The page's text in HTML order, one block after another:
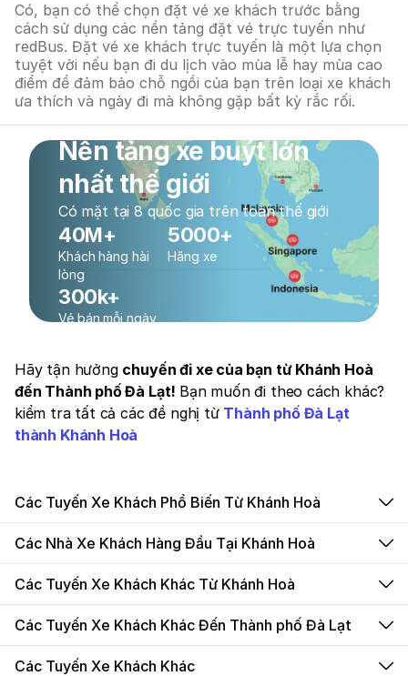
Có, bạn có thể chọn đặt vé xe khách trước bằng
cách sử dụng các nền tảng đặt vé trực tuyến như
redBus. Đặt vé xe khách trực tuyến là một lựa chọn
tuyệt vời nếu bạn đi du lịch vào mùa lễ hay mùa cao
điểm để đảm bảo chỗ ngồi của bạn trên loại xe khách
ưa thích và ngày đi mà không gặp bất kỳ rắc rối.
Nền tảng xe buýt lớn
nhất thế giới
Có mặt tại 8 quốc gia trên toàn thế giới
40M+
Khách hàng hài
lòng
5000+
Hãng xe
300k+
Vé bán mỗi ngày
Hãy tận hưởng chuyến đi xe của bạn từ Khánh Hoà
đến Thành phố Đà Lạt! Bạn muốn đi theo cách khác?
kiểm tra tất cả các đề nghị từ Thành phố Đà Lạt
thành Khánh Hoà
Các Tuyến Xe Khách Phổ Biến Từ Khánh Hoà
Các Nhà Xe Khách Hàng Đầu Tại Khánh Hoà
Các Tuyến Xe Khách Khác Từ Khánh Hoà
Các Tuyến Xe Khách Khác Đến Thành phố Đà Lạt
Các Tuyến Xe Khách Khác